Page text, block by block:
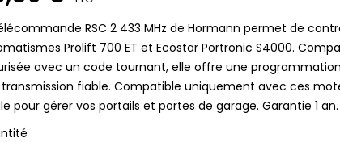
RSC 2 433 MHz de Hormann permet de
Prolift 700 ET et Ecostar Portronic S4000.
avec un code tournant, elle offre une
fiable. Compatible uniquement avec ces
pour gérer vos portails et portes de garage. Garantie 1 an.